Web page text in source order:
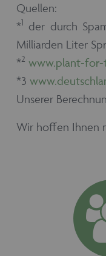
Quellen:
*1 der durch
Milliarden Liter
*2 www.plant-
*3
Unserer
Wir hoffen Ihnen